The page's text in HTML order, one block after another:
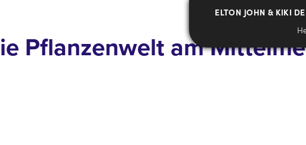
ELTON JOHN & KIKI
Pflanzenwelt am